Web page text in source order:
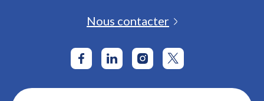
Nous contacter